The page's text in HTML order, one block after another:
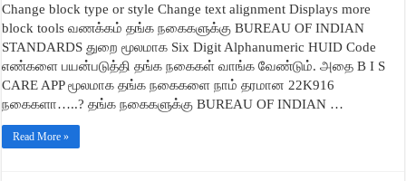
Change block type or style Change text alignment Displays more
block tools வணக்கம் தங்க நகைகளுக்கு BUREAU OF INDIAN
STANDARDS துறை மூலமாக Six Digit Alphanumeric HUID Code
எண்களை பயன்படுத்தி தங்க நகைகள் வாங்க வேண்டும். அதை B I S
CARE APP மூலமாக தங்க நகைகளை நாம் தரமான 22K916
நகைகளா…..? தங்க நகைகளுக்கு BUREAU OF INDIAN …
Read More »